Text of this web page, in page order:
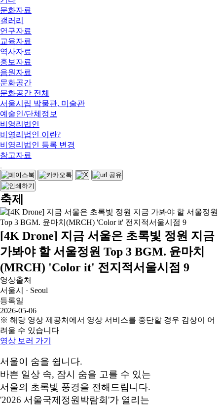
문화자료
갤러리
연구자료
교육자료
역사자료
홍보자료
음원자료
문화공간
문화공간 전체
서울시립 박물관, 미술관
예술인/단체정보
비영리법인
비영리법인 이란?
비영리법인 등록 변경
참고자료
축제
[4K Drone] 지금 서울은 초록빛 정원 지금
가봐야 할 서울정원 Top 3 BGM. 윤마치
(MRCH) 'Color it' 전지적서울시점 9
영상출처
서울시 · Seoul
등록일
2026-05-06
※ 해당 영상 제공처에서 영상 서비스를 중단할 경우 감상이 어
려울 수 있습니다
영상 보러 가기
서울이 숨을 쉽니다.
바쁜 일상 속, 잠시 숨을 고를 수 있는
서울의 초록빛 풍경을 전해드립니다.
'2026 서울국제정원박람회'가 열리는